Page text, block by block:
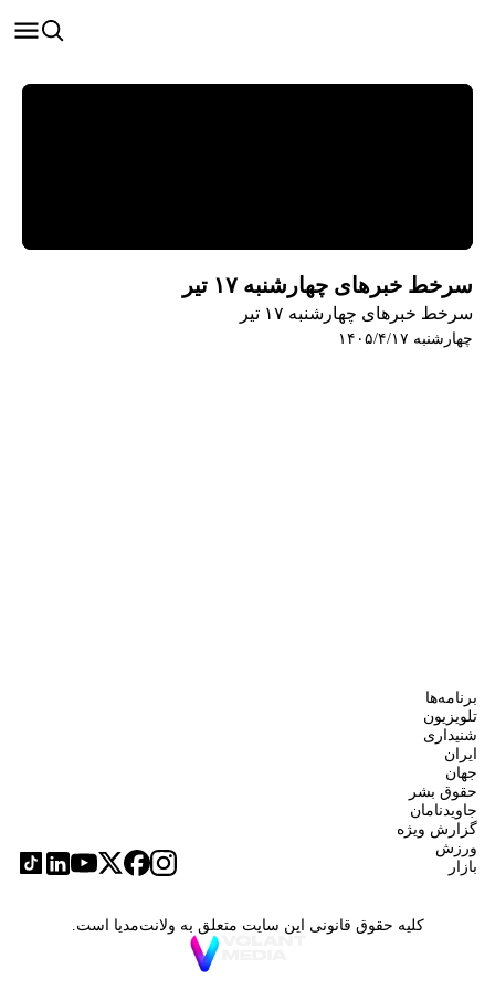
سرخط خبرهای چهارشنبه ۱۷ تیر
سرخط خبرهای چهارشنبه ۱۷ تیر
چهارشنبه ۱۴۰۵/۴/۱۷
برنامه‌ها
تلویزیون
شنیداری
ایران
جهان
حقوق بشر
جاویدنامان
گزارش ویژه
ورزش
بازار
کلیه حقوق قانونی این سایت متعلق به ولانت‌مدیا است.